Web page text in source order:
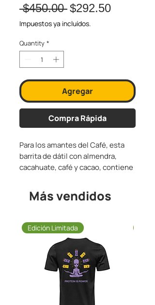
$450.00 Regular
Price
$292.50Sale
Impuestos ya incluídos.
Quantity *
Agregar
Compra Rápida
Para los amantes del Café, esta
barrita de dátil con almendra,
cacahuate, café y cacao, contiene
de abeja y sal de mar.
Contiene cacahuate y almendra.
Todos los preciosya incluyen
Impuestos .
Más vendidos
Edición Limitada